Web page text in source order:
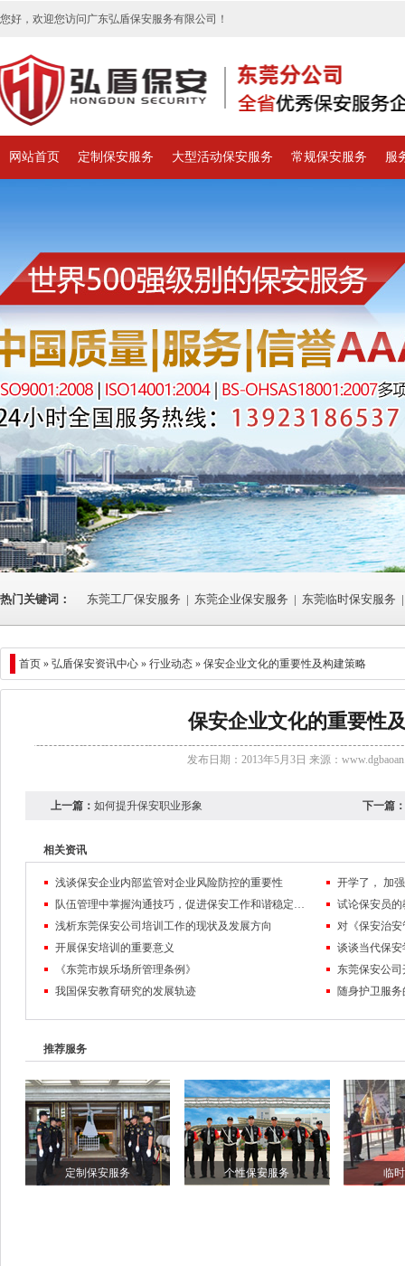
您好，欢迎您访问广东弘盾保安服务有限公司！
网站首页 定制保安服务 大型活动保安服务 常规保安服务 服
热门关键词： 东莞工厂保安服务 | 东莞企业保安服务 | 东莞临时保安服务 |
首页 » 弘盾保安资讯中心 » 行业动态 » 保安企业文化的重要性及构建策略
保安企业文化的重要性
发布日期：2013年5月3日 来源：
上一篇： 如何提升保安职业形象 下一篇：
相关资讯
浅谈保安企业内部监管对企业风险防控的重要性
队伍管理中掌握沟通技巧，促进保安工作和谐稳定发展
试论保安员
浅析东莞保安公司培训工作的现状及发展方向
对《保安治
开展保安培训的重要意义
谈谈当代保
《东莞市娱乐场所管理条例》
东莞保安公
我国保安教育研究的发展轨迹
随身护卫服
推荐服务
定制保安服务 个性保安服务 临